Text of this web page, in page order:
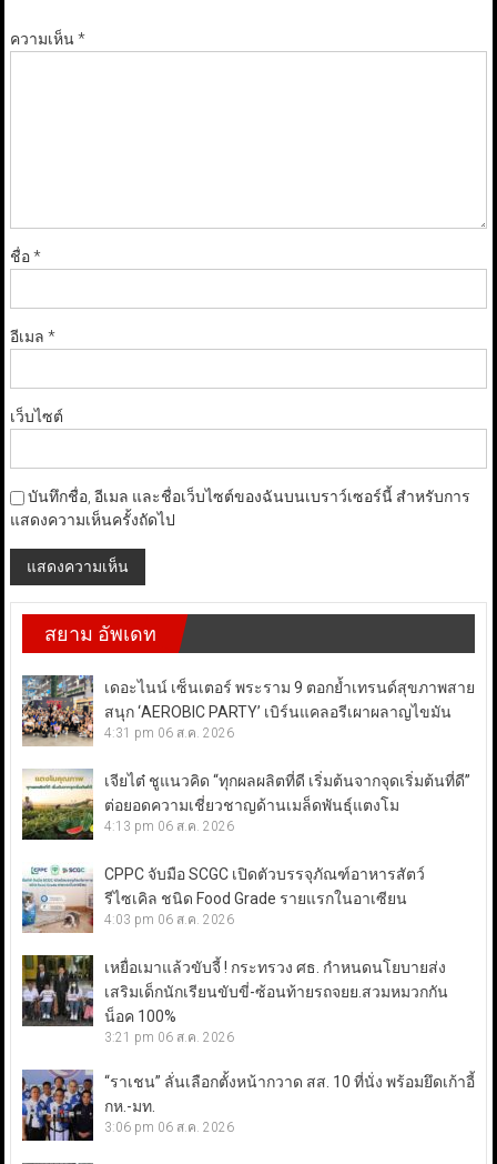
ความเห็น*
ชื่อ*
อีเมล *
เว็บไซต์
บันทึกชื่อ, อีเมล และชื่อเว็บไซต์ของฉันบนเบราว์เซอร์นี้ สำหรับการ
แสดงความเห็นครั้งถัดไป
สยาม อัพเดท
เดอะไนน์ เซ็นเตอร์ พระราม 9 ตอกย้ำเทรนด์สุขภาพสาย
สนุก ‘AEROBIC PARTY’ เบิร์นแคลอรีเผาผลาญไขมัน
4:31 pm 06 ส.ค. 2026
เจียไต๋ ชูแนวคิด “ทุกผลผลิตที่ดี เริ่มต้นจากจุดเริ่มต้นที่ดี”
ต่อยอดความเชี่ยวชาญด้านเมล็ดพันธุ์แตงโม
4:13 pm 06 ส.ค. 2026
CPPC จับมือ SCGC เปิดตัวบรรจุภัณฑ์อาหารสัตว์
รีไซเคิล ชนิด Food Grade รายแรกในอาเซียน
4:03 pm 06 ส.ค. 2026
เหยื่อเมาแล้วขับจี้ ! กระทรวง ศธ. กำหนดนโยบายส่ง
เสริมเด็กนักเรียนขับขี่-ซ้อนท้ายรถจยย.สวมหมวกกัน
น็อค 100%
3:21 pm 06 ส.ค. 2026
“ราเชน” ลั่นเลือกตั้งหน้ากวาด สส. 10 ที่นั่ง พร้อมยึดเก้าอี้
กห.-มท.
3:06 pm 06 ส.ค. 2026